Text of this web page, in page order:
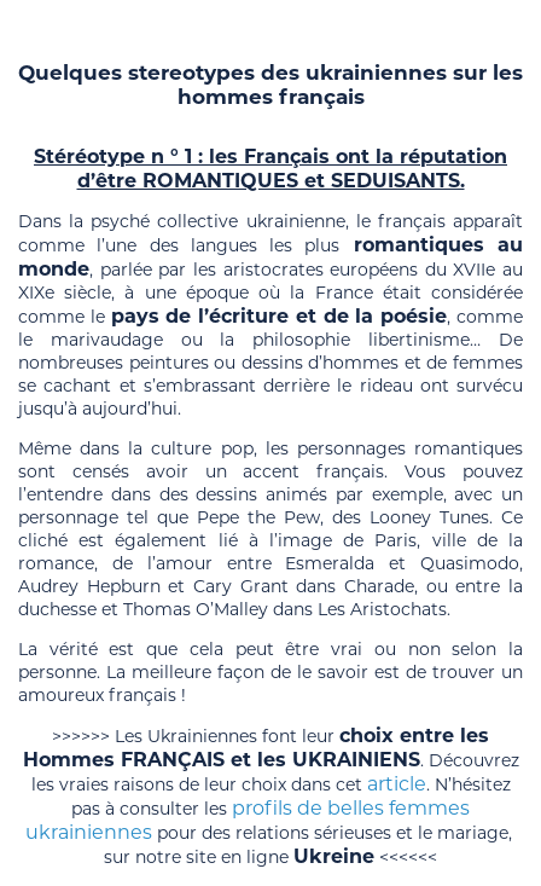
Quelques stereotypes des ukrainiennes sur les
hommes français
Stéréotype n ° 1 : les Français ont la réputation
d’être ROMANTIQUES et SEDUISANTS.
Dans la psyché collective ukrainienne, le français apparaît
comme l’une des langues les plus romantiques au
monde, parlée par les aristocrates européens du XVIIe au
XIXe siècle, à une époque où la France était considérée
comme le pays de l’écriture et de la poésie, comme
le marivaudage ou la philosophie libertinisme… De
nombreuses peintures ou dessins d’hommes et de femmes
se cachant et s’embrassant derrière le rideau ont survécu
jusqu’à aujourd’hui.
Même dans la culture pop, les personnages romantiques
sont censés avoir un accent français. Vous pouvez
l’entendre dans des dessins animés par exemple, avec un
personnage tel que Pepe the Pew, des Looney Tunes. Ce
cliché est également lié à l’image de Paris, ville de la
romance, de l’amour entre Esmeralda et Quasimodo,
Audrey Hepburn et Cary Grant dans Charade, ou entre la
duchesse et Thomas O’Malley dans Les Aristochats.
La vérité est que cela peut être vrai ou non selon la
personne. La meilleure façon de le savoir est de trouver un
amoureux français !
>>>>>> Les Ukrainiennes font leur choix entre les
Hommes FRANÇAIS et les UKRAINIENS. Découvrez
les vraies raisons de leur choix dans cet article. N’hésitez
pas à consulter les profils de belles femmes
ukrainiennespour des relations sérieuses et le mariage,
sur notre site en ligne Ukreine <<<<<<